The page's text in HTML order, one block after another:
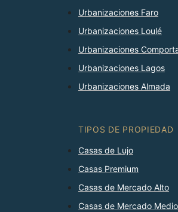
Urbanizaciones Faro
Urbanizaciones Loulé
Urbanizaciones
Urbanizaciones Lagos
Urbanizaciones Almada
TIPOS DE PROPIEDAD
Casas de Lujo
Casas Premium
Casas de Mercado Alto
Casas de Mercado Medio